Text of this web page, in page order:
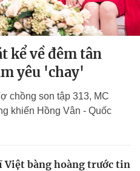
kể về đêm tân
yêu 'chay'
chồng son tập 313, MC
khiến Hồng Vân - Quốc
Việt bàng hoàng trước tin